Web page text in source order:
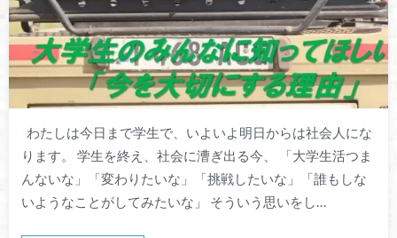
わたしは今日まで学生で、いよいよ明日からは社会人にな
ります。 学生を終え、社会に漕ぎ出る今、 「大学生活つま
んないな」「変わりたいな」「挑戦したいな」「誰もしな
いようなことがしてみたいな」 そういう思いをし…